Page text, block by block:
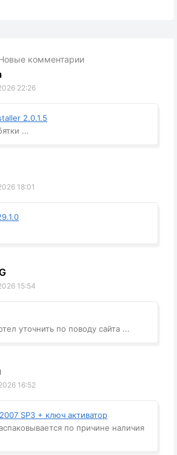
комментарии
22:26
2.0.1.5
...
18:01
15:54
уточнить по поводу сайта ...
16:52
SP3 + ключ активатор
по причине наличия